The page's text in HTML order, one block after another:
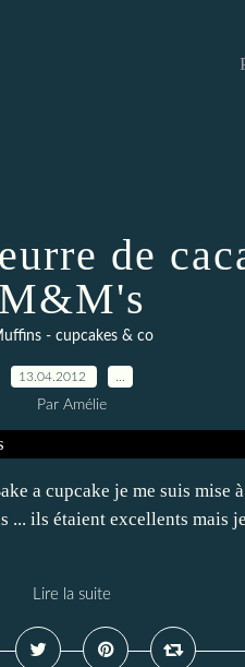
de
M&M's
- cupcakes & co
13.04.2012
Par Amélie
a cupcake je me suis mise
... ils étaient excellents mais
Lire la suite